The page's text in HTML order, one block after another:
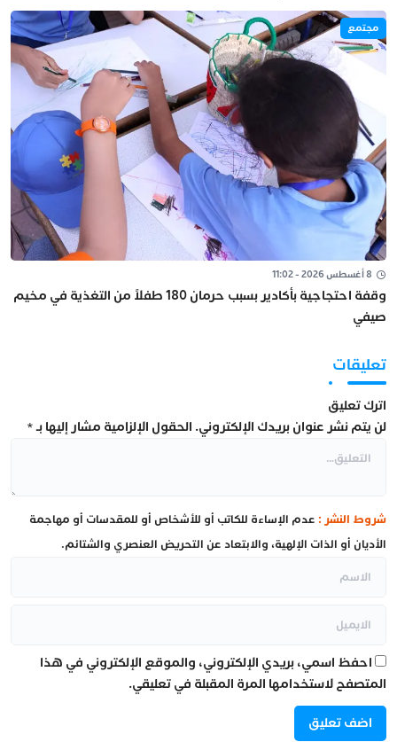
مجتمع
8 أغسطس 2026 - 11:02
وقفة احتجاجية بأكادير بسبب حرمان 180 طفلاً من التغذية في مخيم
صيفي
تعليقات
اترك تعليق
لن يتم نشر عنوان بريدك الإلكتروني. الحقول الإلزامية مشار إليها بـ*
شروط النشر : عدم الإساءة للكاتب أو للأشخاص أو للمقدسات أو مهاجمة
الأديان أو الذات الإلهية، والابتعاد عن التحريض العنصري والشتائم.
احفظ اسمي، بريدي الإلكتروني، والموقع الإلكتروني في هذا
المتصفح لاستخدامها المرة المقبلة في تعليقي.